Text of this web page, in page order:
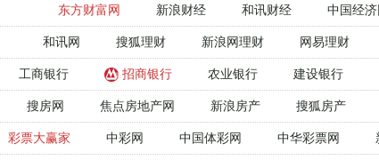
东方财富网 新浪财经 和讯财经 中国经济
和讯网 搜狐理财 新浪网理财 网易理财
工商银行 招商银行 农业银行 建设银行
搜房网 焦点房地产网 新浪房产 搜狐房产
彩票大赢家 中彩网 中国体彩网 中华彩票网